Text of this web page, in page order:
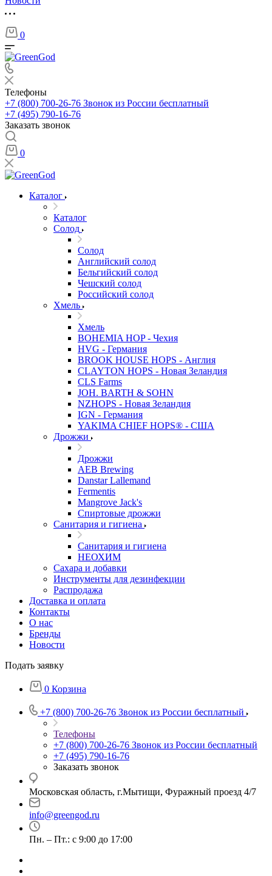
0
Телефоны
+7 (800) 700-26-76 Звонок из России бесплатный
+7 (495) 790-16-76
Заказать звонок
0
Каталог
Каталог
Солод
Солод
Английский солод
Бельгийский солод
Чешский солод
Российский солод
Хмель
Хмель
BOHEMIA HOP - Чехия
HVG - Германия
BROOK HOUSE HOPS - Англия
CLAYTON HOPS - Новая Зеландия
CLS Farms
JOH. BARTH & SOHN
NZHOPS - Новая Зеландия
IGN - Германия
YAKIMA CHIEF HOPS® - США
Дрожжи
Дрожжи
AEB Brewing
Danstar Lallemand
Fermentis
Mangrove Jack's
Спиртовые дрожжи
Санитария и гигиена
Санитария и гигиена
НЕОХИМ
Сахара и добавки
Инструменты для дезинфекции
Распродажа
Доставка и оплата
Контакты
О нас
Бренды
Новости
Подать заявку
0 Корзина
+7 (800) 700-26-76 Звонок из России бесплатный
Телефоны
+7 (800) 700-26-76 Звонок из России бесплатный
+7 (495) 790-16-76
Заказать звонок
Московская область, г.Мытищи, Фуражный проезд 4/7
info@greengod.ru
Пн. – Пт.: с 9:00 до 17:00